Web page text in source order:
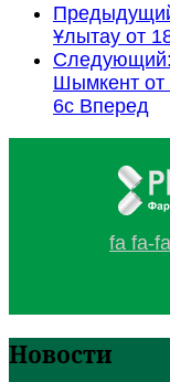
Ұлытау от
Следующий:
Шымкент от
6с Вперед
fa fa-
Новости